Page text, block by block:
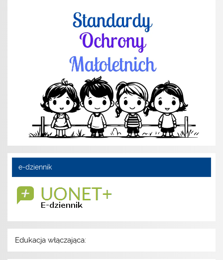
e-dziennik
Edukacja włączająca: